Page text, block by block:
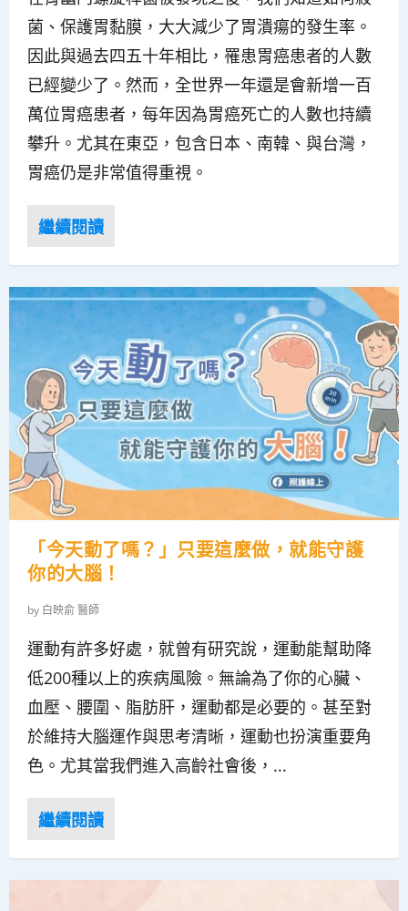
菌、保護胃黏膜，大大減少了胃潰瘍的發生率。
因此與過去四五十年相比，罹患胃癌患者的人數
已經變少了。然而，全世界一年還是會新增一百
萬位胃癌患者，每年因為胃癌死亡的人數也持續
攀升。尤其在東亞，包含日本、南韓、與台灣，
胃癌仍是非常值得重視。
「今天動了嗎？」只要這麼做，就能守護
你的大腦！
by 白映俞 醫師
運動有許多好處，就曾有研究說，運動能幫助降
低200種以上的疾病風險。無論為了你的心臟、
血壓、腰圍、脂肪肝，運動都是必要的。甚至對
於維持大腦運作與思考清晰，運動也扮演重要角
色。尤其當我們進入高齡社會後，...